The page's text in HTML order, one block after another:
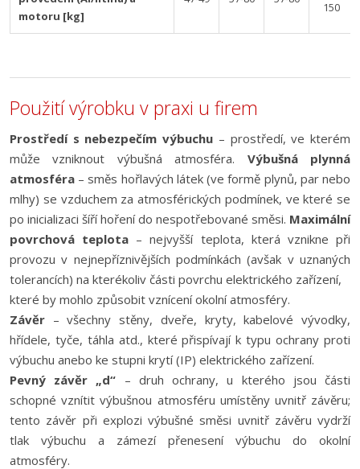
motoru [kg]
150
Použití výrobku v praxi u firem
Prostředí s nebezpečím výbuchu – prostředí, ve kterém
může vzniknout výbušná atmosféra. Výbušná plynná
atmosféra – směs hořlavých látek (ve formě plynů, par nebo
mlhy) se vzduchem za atmosférických podmínek, ve které se
po inicializaci šíří hoření do nespotřebované směsi. Maximální
povrchová teplota – nejvyšší teplota, která vznikne při
provozu v nejnepříznivějších podmínkách (avšak v uznaných
tolerancích) na kterékoliv části povrchu elektrického zařízení,
které by mohlo způsobit vznícení okolní atmosféry.
Závěr – všechny stěny, dveře, kryty, kabelové vývodky,
hřídele, tyče, táhla atd., které přispívají k typu ochrany proti
výbuchu anebo ke stupni krytí (IP) elektrického zařízení.
Pevný závěr „d“ – druh ochrany, u kterého jsou části
schopné vznítit výbušnou atmosféru umístěny uvnitř závěru;
tento závěr při explozi výbušné směsi uvnitř závěru vydrží
tlak výbuchu a zámezí přenesení výbuchu do okolní
atmosféry.